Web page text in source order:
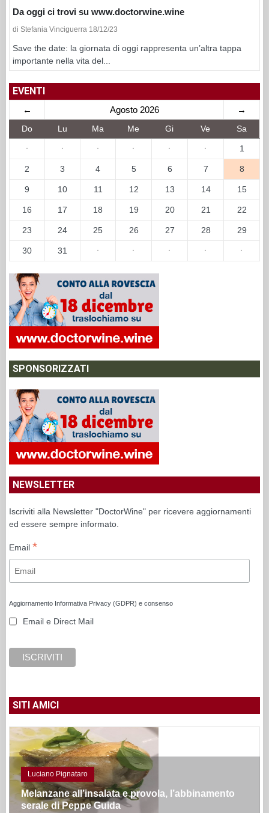
Da oggi ci trovi su www.doctorwine.wine
di Stefania Vinciguerra 18/12/23
Save the date: la giornata di oggi rappresenta un’altra tappa
importante nella vita del...
EVENTI
← Agosto 2026 →
Do Lu Ma Me Gi Ve Sa
· · · · · · 1
2 3 4 5 6 7 8
9 10 11 12 13 14 15
16 17 18 19 20 21 22
23 24 25 26 27 28 29
30 31 · · · · ·
SPONSORIZZATI
NEWSLETTER
Iscriviti alla Newsletter "DoctorWine" per ricevere aggiornamenti
ed essere sempre informato.
Email *
Aggiornamento Informativa Privacy (GDPR) e consenso
Email e Direct Mail
SITI AMICI
Luciano Pignataro
Melanzane all’insalata e provola, l’abbinamento
serale di Peppe Guida